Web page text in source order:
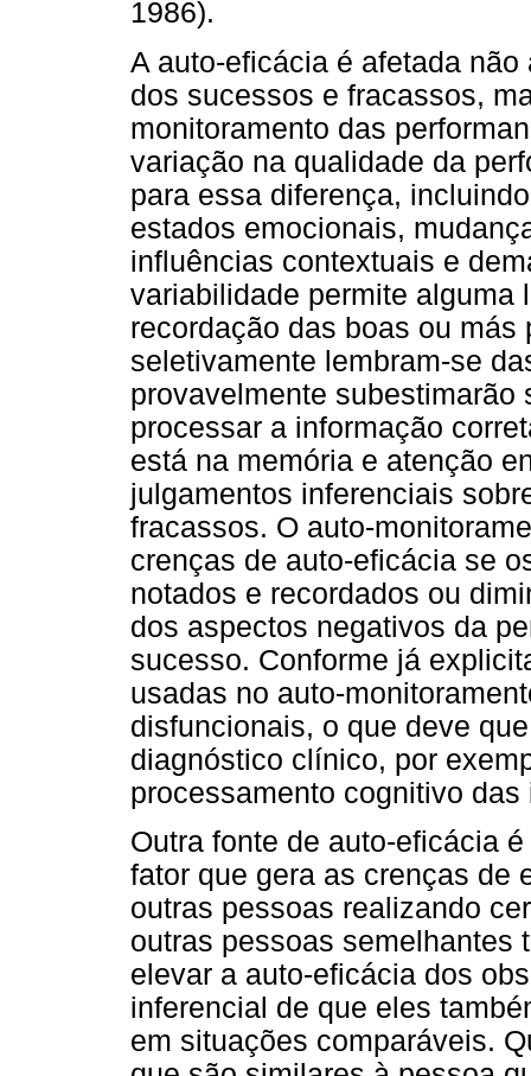
1986).
A auto-eficácia é afetada
dos sucessos e fracassos,
monitoramento das
variação na qualidade da
para essa diferença,
estados emocionais,
influências contextuais e
variabilidade permite alguma
recordação das boas ou
seletivamente lembram-se
provavelmente subestimarão
processar a informação
está na memória e atenção
julgamentos inferenciais
fracassos. O auto-
crenças de auto-eficácia se
notados e recordados ou
dos aspectos negativos da
sucesso. Conforme já
usadas no auto-
disfuncionais, o que deve
diagnóstico clínico, por
processamento cognitivo
Outra fonte de auto-eficácia
fator que gera as crenças de
outras pessoas realizando
outras pessoas semelhantes
elevar a auto-eficácia dos
inferencial de que eles
em situações comparáveis.